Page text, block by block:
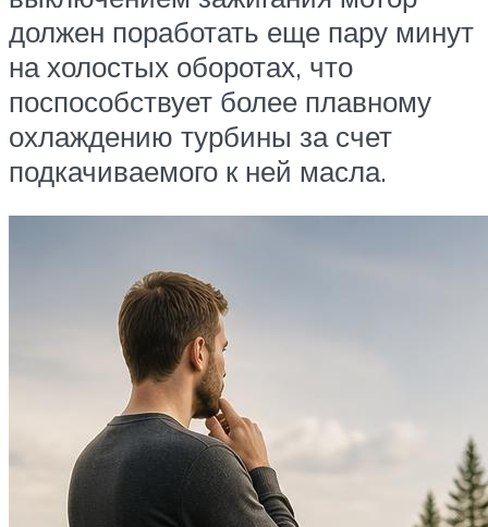
должен поработать еще пару минут
на холостых оборотах, что
поспособствует более плавному
охлаждению турбины за счет
подкачиваемого к ней масла.